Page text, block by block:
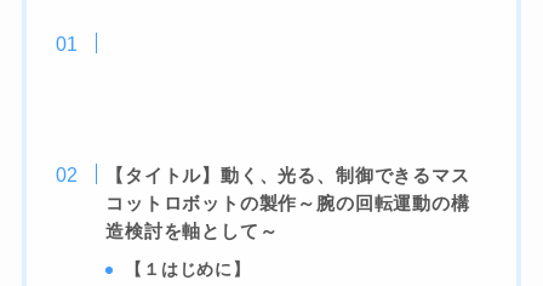
【タイトル】動く、光る、制御できるマス
コットロボットの製作～腕の回転運動の構
造検討を軸として～
【１はじめに】